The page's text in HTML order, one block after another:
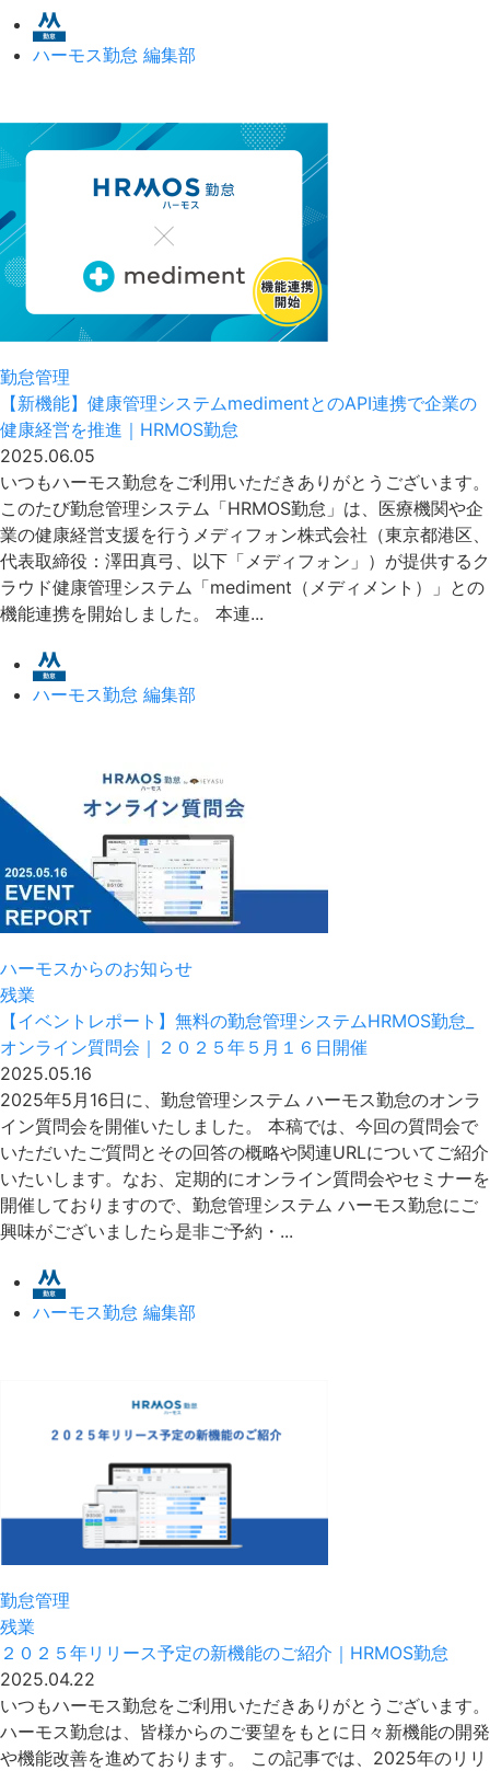
ハーモス勤怠 編集部
勤怠管理
【新機能】健康管理システムmedimentとのAPI連携で企業の
健康経営を推進｜HRMOS勤怠
2025.06.05
いつもハーモス勤怠をご利用いただきありがとうございます。
このたび勤怠管理システム「HRMOS勤怠」は、医療機関や企
業の健康経営支援を行うメディフォン株式会社（東京都港区、
代表取締役：澤田真弓、以下「メディフォン」）が提供するク
ラウド健康管理システム「mediment（メディメント）」との
機能連携を開始しました。 本連...
ハーモス勤怠 編集部
ハーモスからのお知らせ
残業
【イベントレポート】無料の勤怠管理システムHRMOS勤怠_
オンライン質問会｜２０２５年５月１６日開催
2025.05.16
2025年5月16日に、勤怠管理システム ハーモス勤怠のオンラ
イン質問会を開催いたしました。 本稿では、今回の質問会で
いただいたご質問とその回答の概略や関連URLについてご紹介
いたいします。なお、定期的にオンライン質問会やセミナーを
開催しておりますので、勤怠管理システム ハーモス勤怠にご
興味がございましたら是非ご予約・...
ハーモス勤怠 編集部
勤怠管理
残業
２０２５年リリース予定の新機能のご紹介｜HRMOS勤怠
2025.04.22
いつもハーモス勤怠をご利用いただきありがとうございます。
ハーモス勤怠は、皆様からのご要望をもとに日々新機能の開発
や機能改善を進めております。 この記事では、2025年のリリ